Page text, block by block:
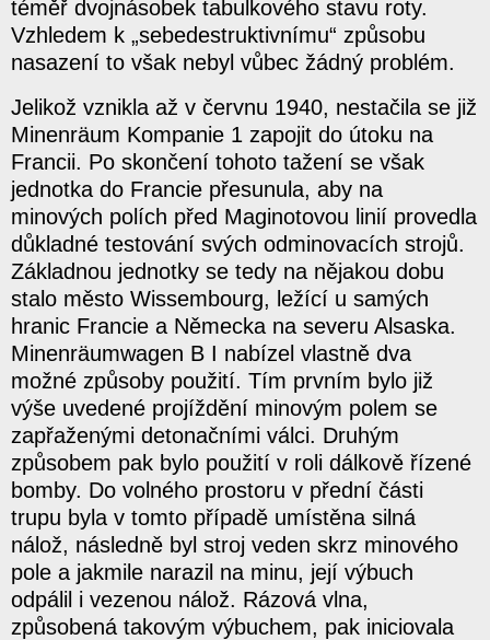
téměř dvojnásobek tabulkového stavu roty.
Vzhledem k „sebedestruktivnímu“ způsobu
nasazení to však nebyl vůbec žádný problém.
Jelikož vznikla až v červnu 1940, nestačila se již
Minenräum Kompanie 1 zapojit do útoku na
Francii. Po skončení tohoto tažení se však
jednotka do Francie přesunula, aby na
minových polích před Maginotovou linií provedla
důkladné testování svých odminovacích strojů.
Základnou jednotky se tedy na nějakou dobu
stalo město Wissembourg, ležící u samých
hranic Francie a Německa na severu Alsaska.
Minenräumwagen B I nabízel vlastně dva
možné způsoby použití. Tím prvním bylo již
výše uvedené projíždění minovým polem se
zapřaženými detonačními válci. Druhým
způsobem pak bylo použití v roli dálkově řízené
bomby. Do volného prostoru v přední části
trupu byla v tomto případě umístěna silná
nálož, následně byl stroj veden skrz minového
pole a jakmile narazil na minu, její výbuch
odpálil i vezenou nálož. Rázová vlna,
způsobená takovým výbuchem, pak iniciovala